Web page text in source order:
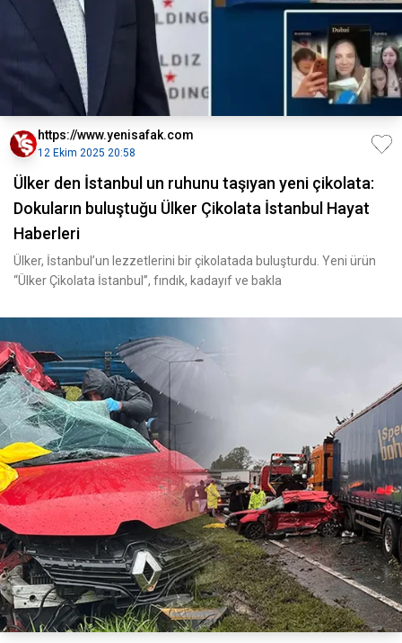
https://www.yenisafak.com
12 Ekim 2025 20:58
Ülker den İstanbul un ruhunu taşıyan yeni çikolata:
Dokuların buluştuğu Ülker Çikolata İstanbul Hayat
Haberleri
Ülker, İstanbul’un lezzetlerini bir çikolatada buluşturdu. Yeni ürün
“Ülker Çikolata İstanbul”, fındık, kadayıf ve bakla